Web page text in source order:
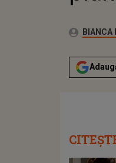
Autor:BIANCA